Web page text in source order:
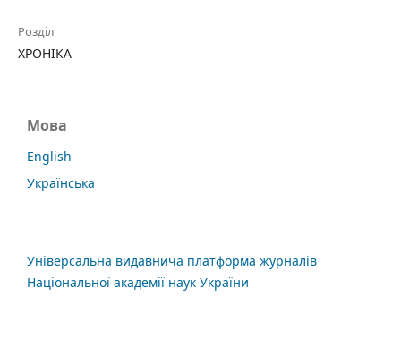
Розділ
ХРОНІКА
Мова
English
Українська
Універсальна видавнича платформа журналів
Національної академії наук України